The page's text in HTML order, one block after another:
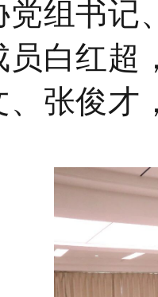
党组书记
白红超
、张俊才